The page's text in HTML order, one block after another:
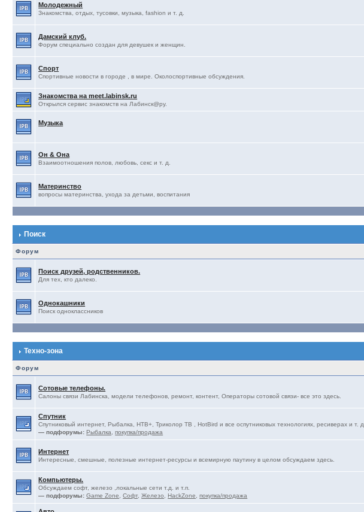
Молодежный
Знакомства, отдых, тусовки, музыка, fashion и т. д.
Дамский клуб.
Форум специально создан для девушек и женщин.
Спорт
Спортивные новости в городе , в мире. Околоспортивные обсуждения.
Знакомства на meet.labinsk.ru
Открылся сервис знакомств на Лабинск@ру.
Музыка
Он & Она
Взаимоотношения полов, любовь, секс и т. д.
Материнство
вопросы материнства, ухода за детьми, воспитания
Поиск
Форум
Поиск друзей, родственников.
Для тех, кто далеко.
Однокашники
Поиск одноклассников
Техно-зона
Форум
Сотовые телефоны.
Салоны связи Лабинска, модели телефонов, ремонт, контент, Операторы сотовой связи- все это здесь.
Спутник
Спутниковый интернет, Рыбалка, НТВ+, Триколор ТВ , HotBird и все оспутниковых технологиях, ресиверах и т. д.
— подфорумы: Рыбалка ,покупка/продажа
Интернет
Интересные, смешные, полезные интернет-ресурсы и всемирную паутину в целом обсуждаем здесь.
Компьютеры.
Обсуждаем софт, железо ,локальные сети т.д. и т.п.
— подфорумы: Game Zone ,Софт,Железо ,HackZone ,покупка/продажа